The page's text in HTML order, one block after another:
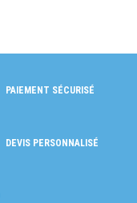
PAIEMENT SÉCURISÉ
DEVIS PERSONNALISÉ